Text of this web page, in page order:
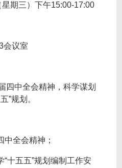
期三）下午15:00-17:00
会议室
四中全会精神，科学谋划
”规划。
中全会精神；
“十五五”规划编制工作安